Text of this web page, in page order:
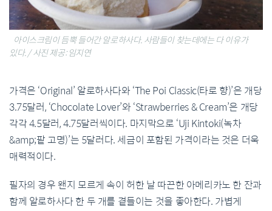
아이스크림이 듬뿍 들어간 알로하사다. 사람들이 찾는데에는 다 이유가
있다. / 사진 제공: 임지연
가격은 ‘Original’ 알로하사다와‘The Poi Classic(타로 향)’은 개당
3.75달러, ‘Chocolate Lover’와‘Strawberries & Cream’은 개당
각각4.5달러, 4.75달러씩이다. 마지막으로 ‘Uji Kintoki(녹차
&amp;팥 고명)’는 5달러다. 세금이 포함된 가격이라는 것은 더욱
매력적이다.
필자의 경우 왠지 모르게 속이 허한 날 따끈한 아메리카노 한 잔과
함께 알로하사다한 두 개를 곁들이는 것을 좋아한다. 가볍게